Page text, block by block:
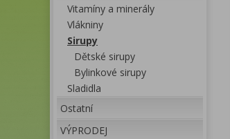
Vitamíny a minerály
Vlákniny
Sirupy
Dětské sirupy
Bylinkové sirupy
Sladidla
Ostatní
VÝPRODEJ